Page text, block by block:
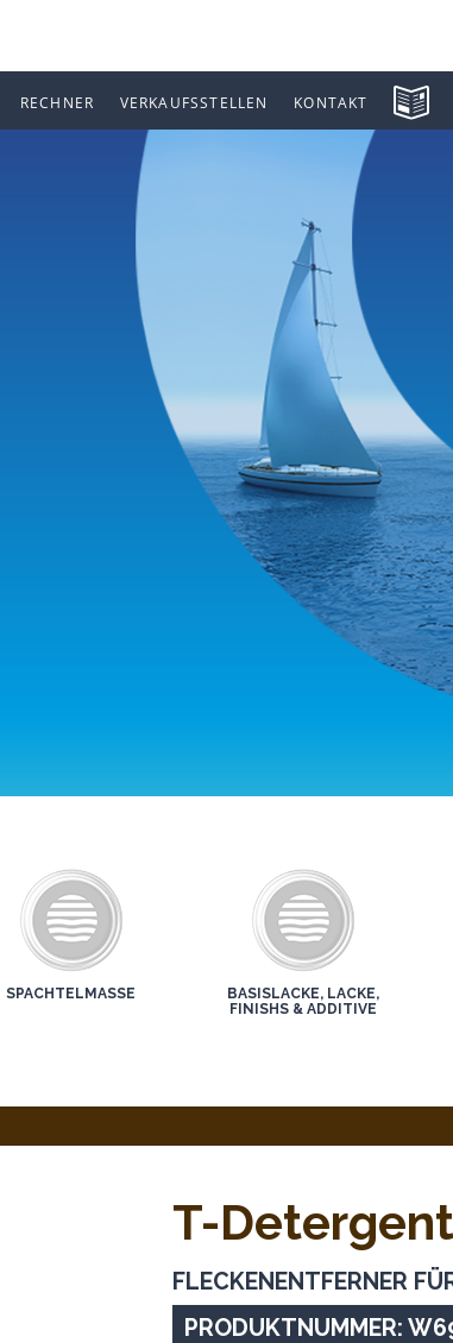
RECHNER VERKAUFSSTELLEN KONTAKT
SPACHTELMASSE
BASISLACKE, LACKE,
FINISHS & ADDITIVE
T-
FLECKENENTFERNER
PRODUKTNUMMER: